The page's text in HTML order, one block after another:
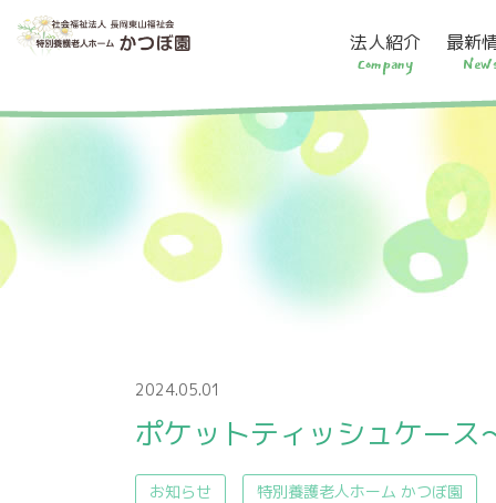
法人紹介
Company
最新
2024.05.01
ポケットティッシュケー
お知らせ 特別養護老人ホーム かつぼ園